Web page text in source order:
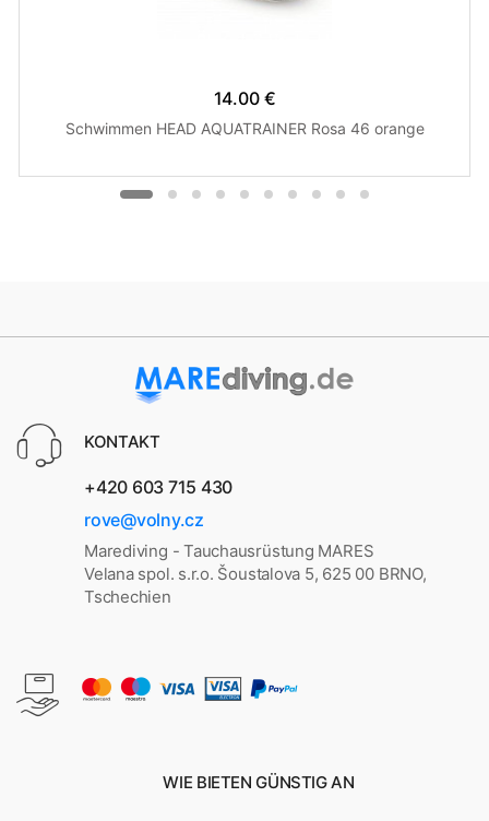
14.00 €
Schwimmen HEAD AQUATRAINER Rosa 46 orange
KONTAKT
+420 603 715 430
rove@volny.cz
Marediving - Tauchausrüstung MARES
Velana spol. s.r.o. Šoustalova 5, 625 00 BRNO,
Tschechien
WIE BIETEN GÜNSTIG AN